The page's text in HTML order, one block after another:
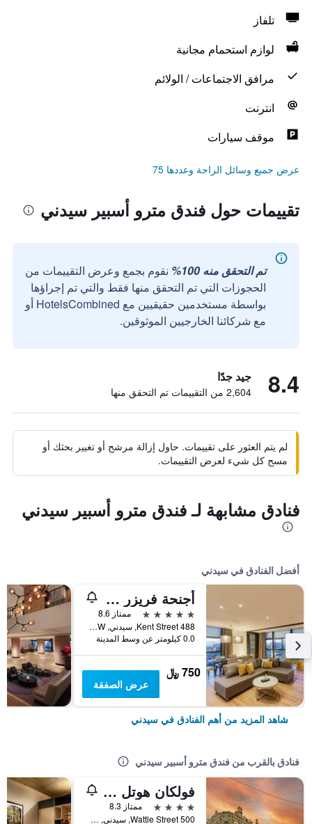
تلفاز
لوازم استحمام مجانية
مرافق الاجتماعات / الولائم
انترنت
موقف سيارات
عرض جميع وسائل الراحة وعددها 75
تقييمات حول فندق مترو أسبير سيدني
تم التحقق منه 100%
نقوم بجمع وعرض التقييمات من
الحجوزات التي تم التحقق منها فقط والتي تم إجراؤها
بواسطة مستخدمين حقيقيين مع HotelsCombined أو
مع شركائنا الخارجيين الموثوقين.
8.4 جيد جدًا
2,604 من التقييمات تم التحقق منها
لم يتم العثور على تقييمات. حاول إزالة مرشح أو تغيير بحثك أو
مسح كل شيء لعرض التقييمات.
فنادق مشابهة لـ فندق مترو أسبير سيدني
أفضل الفنادق في سيدني
أجنحة فريزر سيدني
5 نجوم
ممتاز 8.6
488 Kent Street, سيدني, NSW, أستراليا
0.0 كيلومتر عن وسط المدينة
750 ﷼
عرض الصفقة
شاهد المزيد من أهم الفنادق في سيدني
فنادق بالقرب من فندق مترو أسبير سيدني
فولكان هوتل سيدني
4 نجوم
ممتاز 8.3
500 Wattle Street, سيدني, NSW, أستراليا